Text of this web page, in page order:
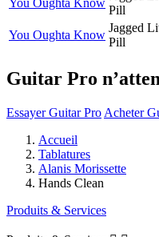
You Oughta Know
Pill
You Oughta Know
Jagged
Pill
Guitar Pro
Essayer Guitar Pro Acheter
Accueil
Tablatures
Alanis Morissette
Hands Clean
Produits & Services